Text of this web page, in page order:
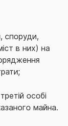
споруди,
в них) на
особі
майна.